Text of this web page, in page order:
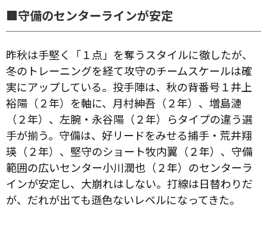
■守備のセンターラインが安定
昨秋は手堅く「１点」を奪うスタイルに徹したが、
冬のトレーニングを経て攻守のチームスケールは確
実にアップしている。投手陣は、秋の背番号１井上
裕陽（２年）を軸に、月村紳吾（２年）、増島漣
（２年）、左腕・永谷陽（２年）らタイプの違う選
手が揃う。守備は、好リードをみせる捕手・荒井翔
瑛（２年）、堅守のショート牧内翼（２年）、守備
範囲の広いセンター小川潤也（２年）のセンターラ
インが安定し、大崩れはしない。打線は日替わりだ
が、だれが出ても遜色ないレベルになってきた。